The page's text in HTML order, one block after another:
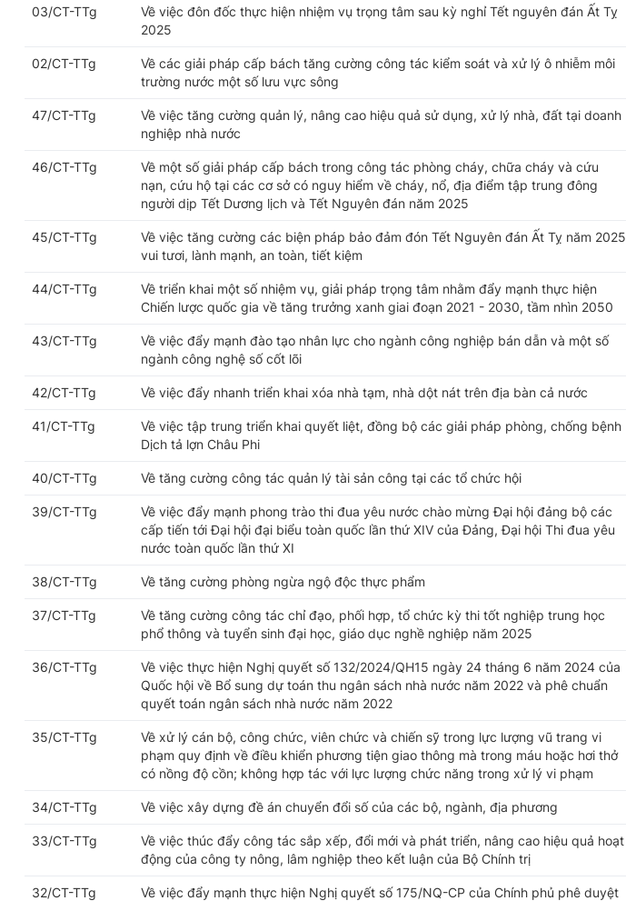
03/CT-TTg
Về việc đôn đốc thực hiện nhiệm vụ trọng tâm sau kỳ nghỉ Tết nguyên đán Ất Tỵ
2025
02/CT-TTg
Về các giải pháp cấp bách tăng cường công tác kiểm soát và xử lý ô nhiễm môi
trường nước một số lưu vực sông
47/CT-TTg
Về việc tăng cường quản lý, nâng cao hiệu quả sử dụng, xử lý nhà, đất tại doanh
nghiệp nhà nước
46/CT-TTg
Về một số giải pháp cấp bách trong công tác phòng cháy, chữa cháy và cứu
nạn, cứu hộ tại các cơ sở có nguy hiểm về cháy, nổ, địa điểm tập trung đông
người dịp Tết Dương lịch và Tết Nguyên đán năm 2025
45/CT-TTg
Về việc tăng cường các biện pháp bảo đảm đón Tết Nguyên đán Ất Tỵ năm 2025
vui tươi, lành mạnh, an toàn, tiết kiệm
44/CT-TTg
Về triển khai một số nhiệm vụ, giải pháp trọng tâm nhằm đẩy mạnh thực hiện
Chiến lược quốc gia về tăng trưởng xanh giai đoạn 2021 - 2030, tầm nhìn 2050
43/CT-TTg
Về việc đẩy mạnh đào tạo nhân lực cho ngành công nghiệp bán dẫn và một số
ngành công nghệ số cốt lõi
42/CT-TTg Về việc đẩy nhanh triển khai xóa nhà tạm, nhà dột nát trên địa bàn cả nước
41/CT-TTg
Về việc tập trung triển khai quyết liệt, đồng bộ các giải pháp phòng, chống bệnh
Dịch tả lợn Châu Phi
40/CT-TTg Về tăng cường công tác quản lý tài sản công tại các tổ chức hội
39/CT-TTg
Về việc đẩy mạnh phong trào thi đua yêu nước chào mừng Đại hội đảng bộ các
cấp tiến tới Đại hội đại biểu toàn quốc lần thứ XIV của Đảng, Đại hội Thi đua yêu
nước toàn quốc lần thứ XI
38/CT-TTg Về tăng cường phòng ngừa ngộ độc thực phẩm
37/CT-TTg
Về tăng cường công tác chỉ đạo, phối hợp, tổ chức kỳ thi tốt nghiệp trung học
phổ thông và tuyển sinh đại học, giáo dục nghề nghiệp năm 2025
36/CT-TTg
Về việc thực hiện Nghị quyết số 132/2024/QH15 ngày 24 tháng 6 năm 2024 của
Quốc hội về Bổ sung dự toán thu ngân sách nhà nước năm 2022 và phê chuẩn
quyết toán ngân sách nhà nước năm 2022
35/CT-TTg
Về xử lý cán bộ, công chức, viên chức và chiến sỹ trong lực lượng vũ trang vi
phạm quy định về điều khiển phương tiện giao thông mà trong máu hoặc hơi thở
có nồng độ cồn; không hợp tác với lực lượng chức năng trong xử lý vi phạm
34/CT-TTg Về việc xây dựng đề án chuyển đổi số của các bộ, ngành, địa phương
33/CT-TTg
Về việc thúc đẩy công tác sắp xếp, đổi mới và phát triển, nâng cao hiệu quả hoạt
động của công ty nông, lâm nghiệp theo kết luận của Bộ Chính trị
32/CT-TTg
Về việc đẩy mạnh thực hiện Nghị quyết số 175/NQ-CP của Chính phủ phê duyệt